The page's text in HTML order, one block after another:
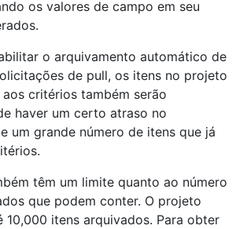
os valores de campo em seu
o arquivamento automático de
de pull, os itens no projeto
critérios também serão
haver um certo atraso no
um grande número de itens que já
têm um limite quanto ao número
que podem conter. O projeto
10,000 itens arquivados. Para obter